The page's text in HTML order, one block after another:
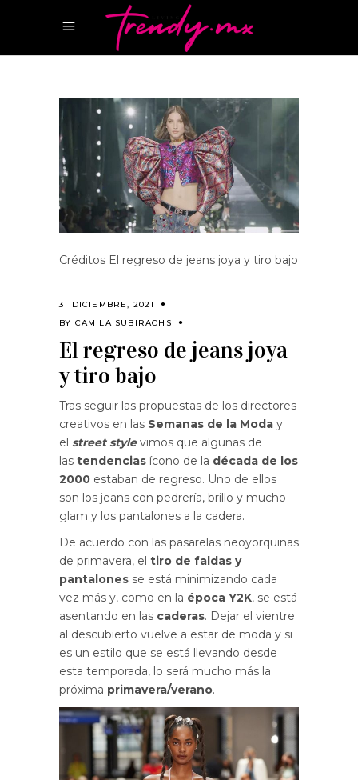
Créditos El regreso de jeans joya y tiro bajo
31 DICIEMBRE, 2021
BY CAMILA SUBIRACHS
El regreso de jeans joya
y tiro bajo
Tras seguir las propuestas de los directores
creativos en las Semanas de la Moda y
el street stylevimos que algunas de
las tendencias ícono de la década de los
2000 estaban de regreso. Uno de ellos
son los jeans con pedrería, brillo y mucho
glam y los pantalones a la cadera.
De acuerdo con las pasarelas neoyorquinas
de primavera, el tiro de faldas y
pantalones se está minimizando cada
vez más y, como en la época Y2K, se está
asentando en las caderas. Dejar el vientre
al descubierto vuelve a estar de moda y si
es un estilo que se está llevando desde
esta temporada, lo será mucho más la
próxima primavera/verano.